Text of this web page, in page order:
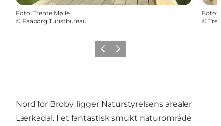
Foto: Trente Mølle
© Faaborg Turistbureau
Foto:
©
Forrige billede
Næste billede
Nord for Broby, ligger Naturstyrelsens arealer
Lærkedal. I et fantastisk smukt naturområde